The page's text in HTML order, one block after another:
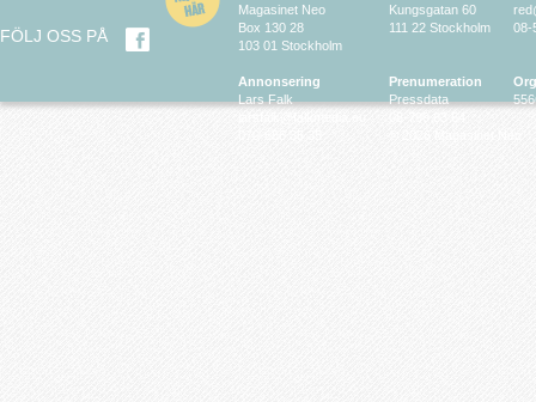
FÖLJ OSS PÅ
Magasinet Neo
Box 130 28
103 01 Stockholm
Annonsering
Lars Falk
Kungsgatan 60
111 22 Stockholm
Prenumeration
Pressdata
08-